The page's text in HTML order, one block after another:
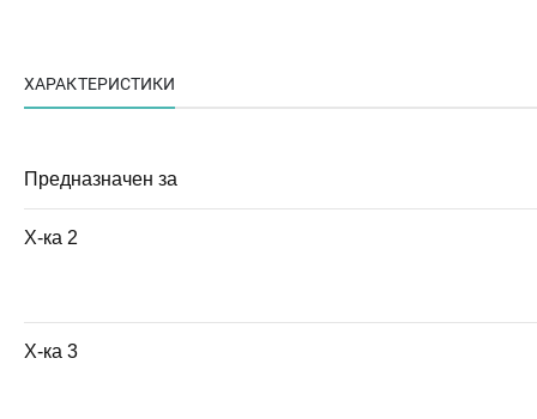
ХАРАКТЕРИСТИКИ
Предназначен за
Х-ка 2
Х-ка 3